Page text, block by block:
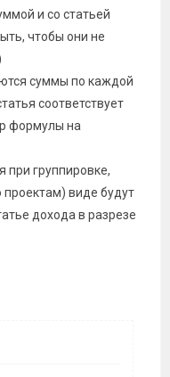
и со статьей
чтобы они не
суммы по каждой
соответствует
формулы на
при группировке,
виде будут
дохода в разрезе